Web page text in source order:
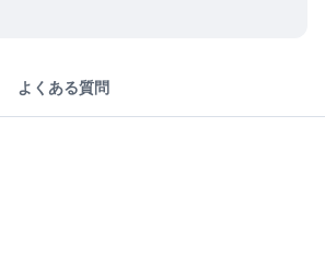
よくある質問